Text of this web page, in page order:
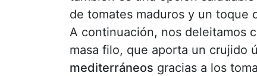
de tomates maduros y un toque
A continuación, nos deleitamos
masa filo, que aporta un crujido
mediterráneos gracias a los